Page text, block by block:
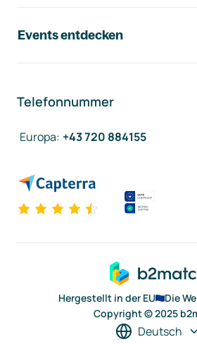
Events entdecken
Telefonnummer
Europa: +43 720 884155
Hergestellt in der EU
Die
Copyright © 2025
Deutsch